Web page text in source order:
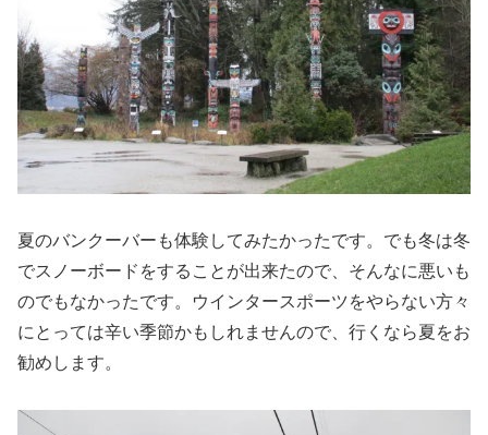
夏のバンクーバーも体験してみたかったです。でも冬は冬
でスノーボードをすることが出来たので、そんなに悪いも
のでもなかったです。ウインタースポーツをやらない方々
にとっては辛い季節かもしれませんので、行くなら夏をお
勧めします。